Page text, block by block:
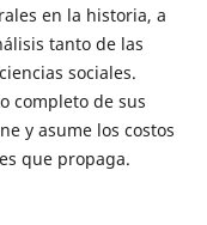
en la historia, a
tanto de las
sociales.
completo de sus
y asume los costos
que propaga.